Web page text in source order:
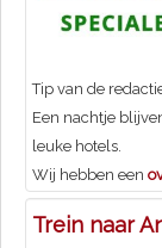
Tip van de
Een nachtje
leuke hotels.
Wij hebben een
Trein naar